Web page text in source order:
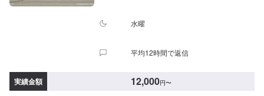
水曜
平均12時間で返信
実績金額 12,000円〜